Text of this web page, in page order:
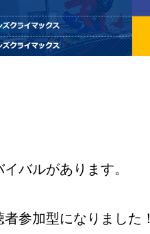
バルがあります。
参加型になりました！